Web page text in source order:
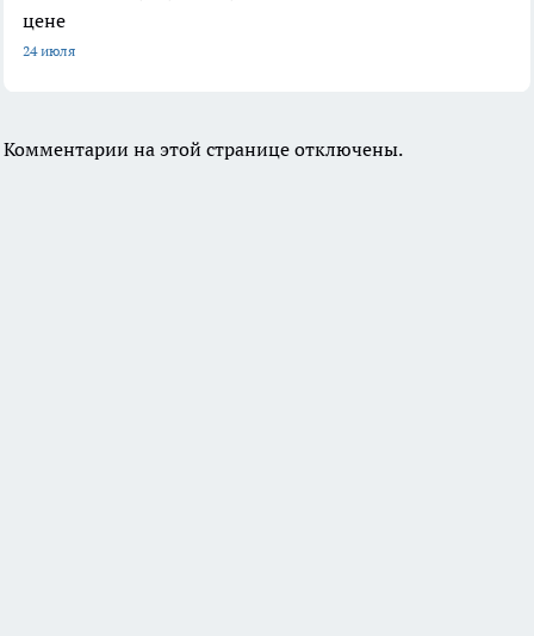
цене
24 июля
Комментарии на этой странице отключены.